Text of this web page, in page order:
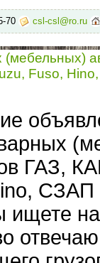
70 csl-csl@ro.ru
Fuso,
ГАЗ,
СЗАП
ищете